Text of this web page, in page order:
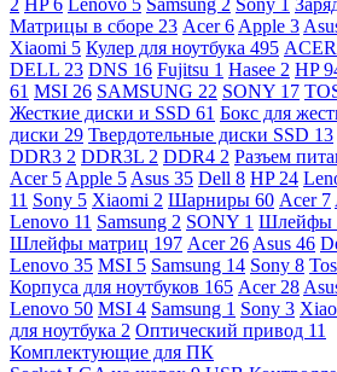
Матрицы в сборе 23 Acer6 Apple 3
Xiaomi 5 Кулер для ноутбука 495 ACER
DELL 23 DNS 16 Fujitsu 1 Hasee 2 HP
61 MSI 26 SAMSUNG 22 SONY 17
Жесткие диски и SSD 61 Бокс для
диски 29 Твердотельные диски SSD 13
DDR3 2 DDR3L 2 DDR4 2 Разъем
Acer 5 Apple 5 Asus 35 Dell 8 HP 24
11 Sony 5 Xiaomi 2 Шарниры 60 Acer 7
Lenovo 11 Samsung 2 SONY 1 Шлейфы
Шлейфы матриц 197 Acer 26 Asus 46
Lenovo 35 MSI 5 Samsung 14 Sony 8
Корпуса для ноутбуков 165 Acer 28
Lenovo 50 MSI 4 Samsung 1 Sony 3
для ноутбука 2 Оптический привод 11
Комплектующие для ПК